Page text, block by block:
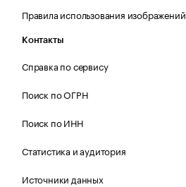
Правила использования изображений
Контакты
Справка по сервису
Поиск по ОГРН
Поиск по ИНН
Статистика и аудитория
Источники данных